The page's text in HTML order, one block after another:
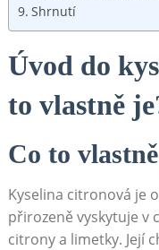
Shrnutí
Úvod do
to vlastně
Co to
Kyselina ⁤citronová⁢ je
přirozeně vyskytuje v
citrony ⁣a limetky. ⁤Její